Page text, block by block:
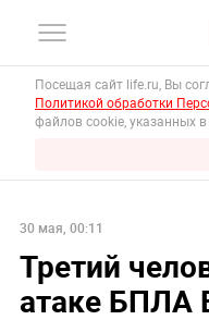
Посещая сайт life.ru, Вы
Политикой обработки
файлов cookie, указанных
30 мая, 00:11
Третий
атаке БПЛА